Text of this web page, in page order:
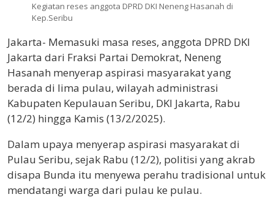
Kegiatan reses anggota DPRD DKI Neneng Hasanah di
Kep.Seribu
Jakarta- Memasuki masa reses, anggota DPRD DKI
Jakarta dari Fraksi Partai Demokrat, Neneng
Hasanah menyerap aspirasi masyarakat yang
berada di lima pulau, wilayah administrasi
Kabupaten Kepulauan Seribu, DKI Jakarta, Rabu
(12/2) hingga Kamis (13/2/2025).
Dalam upaya menyerap aspirasi masyarakat di
Pulau Seribu, sejak Rabu (12/2), politisi yang akrab
disapa Bunda itu menyewa perahu tradisional untuk
mendatangi warga dari pulau ke pulau.